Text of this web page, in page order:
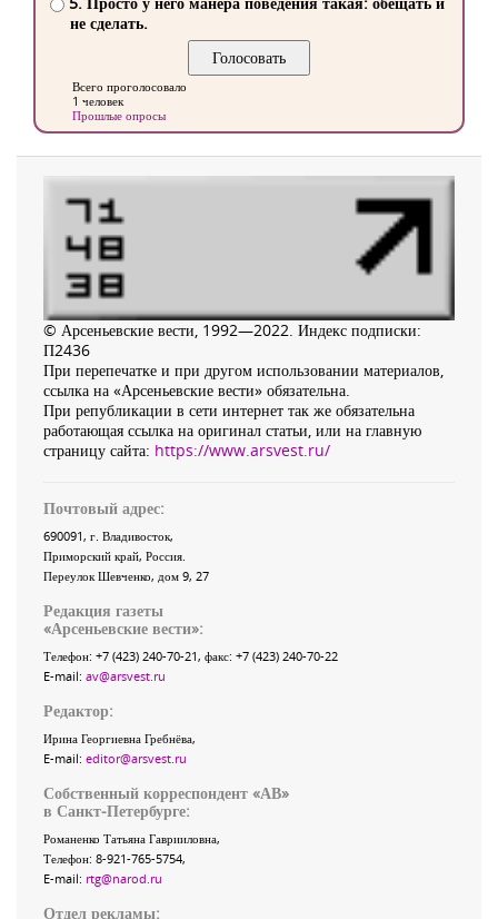
не сделать.
Всего проголосовало
1 человек
Прошлые опросы
© Арсеньевские вести, 1992—2022. Индекс подписки:
П2436
При перепечатке и при другом использовании материалов,
ссылка на «Арсеньевские вести» обязательна.
При републикации в сети интернет так же обязательна
работающая ссылка на оригинал статьи, или на главную
страницу сайта: https://www.arsvest.ru/
Почтовый адрес:
690091, г. Владивосток,
Приморский край, Россия.
Переулок Шевченко, дом 9, 27
Редакция газеты
«Арсеньевские вести»:
Телефон: +7 (423) 240-70-21, факс: +7 (423) 240-70-22
E-mail: av@arsvest.ru
Редактор:
Ирина Георгиевна Гребнёва,
E-mail: editor@arsvest.ru
Собственный корреспондент «АВ»
в Санкт-Петербурге:
Романенко Татьяна Гаврииловна,
Телефон: 8-921-765-5754,
E-mail: rtg@narod.ru
Отдел рекламы: